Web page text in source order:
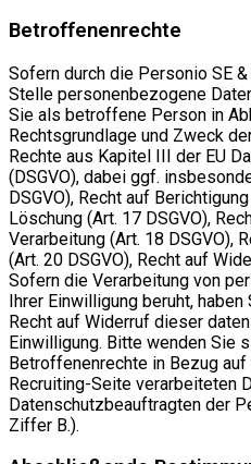
Betroffenenrechte
Sofern durch die Personio SE
Stelle personenbezogene
Sie als betroffene Person in
Rechtsgrundlage und Zweck
Rechte aus Kapitel III der EU
(DSGVO), dabei ggf.
DSGVO), Recht auf
Löschung (Art. 17 DSGVO),
Verarbeitung (Art. 18 DSGVO),
(Art. 20 DSGVO), Recht auf
Sofern die Verarbeitung von
Ihrer Einwilligung beruht, haben
Recht auf Widerruf dieser
Einwilligung. Bitte wenden Sie
Betroffenenrechte in Bezug
Recruiting-Seite verarbeiteten
Datenschutzbeauftragten der
Ziffer B.).